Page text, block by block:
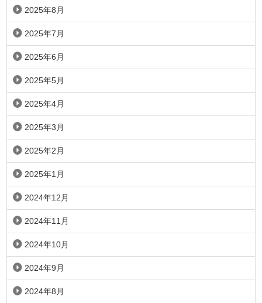
2025年8月
2025年7月
2025年6月
2025年5月
2025年4月
2025年3月
2025年2月
2025年1月
2024年12月
2024年11月
2024年10月
2024年9月
2024年8月